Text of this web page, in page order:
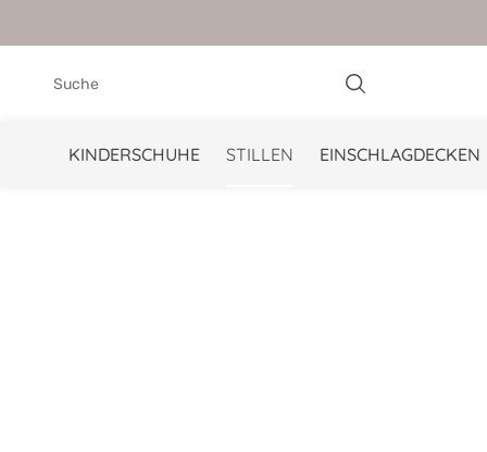
KINDERSCHUHE STILLEN EINSCHLAGDECKEN